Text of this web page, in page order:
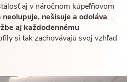
aj v náročnom kúpeľňovom
neolupuje, nešisuje a odoláva
aj každodennému
si tak zachovávajú svoj vzhľad